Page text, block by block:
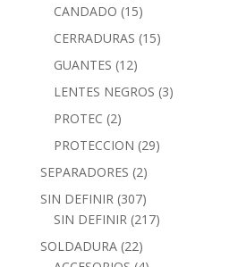
CANDADO (15)
CERRADURAS (15)
GUANTES (12)
LENTES NEGROS (3)
PROTEC (2)
PROTECCION (29)
SEPARADORES (2)
SIN DEFINIR (307)
SIN DEFINIR (217)
SOLDADURA (22)